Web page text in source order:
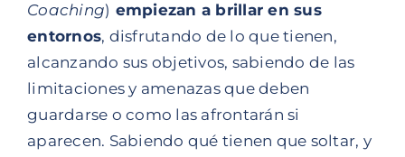
Coaching) empiezan a brillar en sus
entornos, disfrutando de lo que tienen,
alcanzando sus objetivos, sabiendo de las
limitaciones y amenazas que deben
guardarse o como las afrontarán si
aparecen. Sabiendo qué tienen que soltar, y